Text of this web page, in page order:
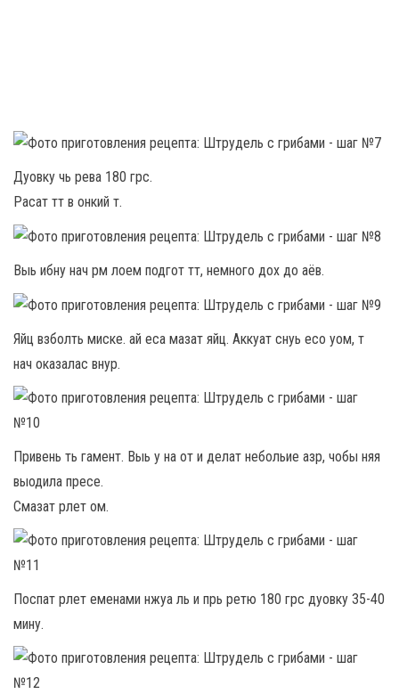
Дуовку чь рева 180 грс.
Расат тт в онкий т.
Выь ибну нач рм лоем подгот тт, немного дох до аёв.
Яйц взболть миске. ай еса мазат яйц. Аккуат снуь есо уом, т
нач оказалас внур.
Привень ть гамент. Выь у на от и делат небольие азр, чобы няя
выодила пресе.
Смазат рлет ом.
Поспат рлет еменами нжуа ль и прь ретю 180 грс дуовку 35-40
мину.